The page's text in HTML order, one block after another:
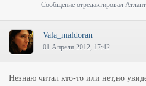
Сообщение отредактировал
Vala_maldoran
01 Апреля 2012, 17:42
Незнаю читал кто-то или нет,но